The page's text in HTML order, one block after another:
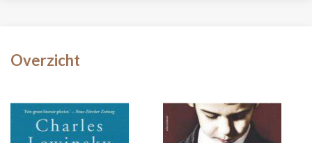
Overzicht